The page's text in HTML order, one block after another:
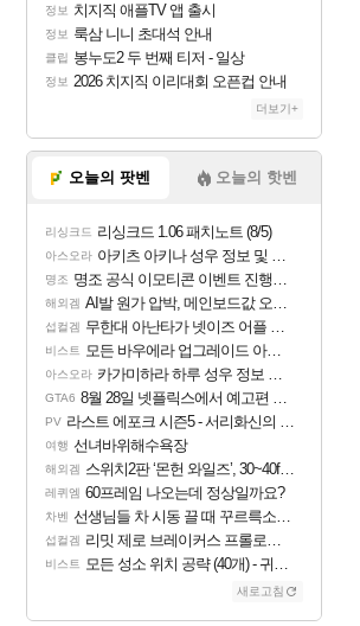
정보 치지직 애플TV 앱 출시
정보 룩삼 니니 초대석 안내
클립 봉누도2 두 번째 티저 - 일상
정보 2026 치지직 이리대회 오픈컵 안내
더보기+
오늘의 팟벤 오늘의 핫벤
리싱크드 리싱크드 1.06 패치노트 (8/5)
아스오라 아키츠 아키나 성우 정보 및 주요 필모
명조 명조 공식 이모티콘 이벤트 진행해봤습니다! 참여부터 추첨까지????
해외겜 AI발 원가 압박, 메인보드값 오르나
섭컬겜 무한대 아난타가 넷이즈 어플 달력에 일정 등록
비스트 모든 바우에라 업그레이드 아이템 획득 위치 공략 (89개)
아스오라 카가미하라 하루 성우 정보 및 주요 필모
GTA6 8월 28일 넷플릭스에서 예고편 공개 예정
PV 라스트 에포크 시즌5 - 서리화신의 분노 티저
여행 선녀바위해수욕장
해외겜 스위치2판 ‘몬헌 와일즈’, 30~40fps 목표 추정
레퀴엠 60프레임 나오는데 정상일까요?
차벤 선생님들 차 시동 끌 때 꾸르륵소리나는데
섭컬겜 리밋 제로 브레이커스 프롤로그 테스트 후기 영상 업로드
비스트 모든 성소 위치 공략 (40개) - 귀환한 영혼 도전과제
새로고침